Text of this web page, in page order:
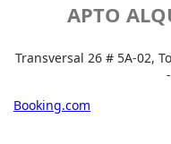
APTO
Transversal 26 # 5A-02,
-
Booking.com